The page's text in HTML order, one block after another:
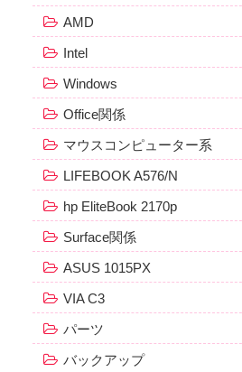
AMD
Intel
Windows
Office関係
マウスコンピューター系
LIFEBOOK A576/N
hp EliteBook 2170p
Surface関係
ASUS 1015PX
VIA C3
パーツ
バックアップ